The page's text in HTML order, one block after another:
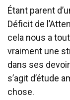
Étant parent
Déficit de
cela nous a
vraiment une
dans ses
s’agit d’étude
chose.